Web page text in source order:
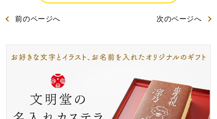
前のページへ 次のページへ